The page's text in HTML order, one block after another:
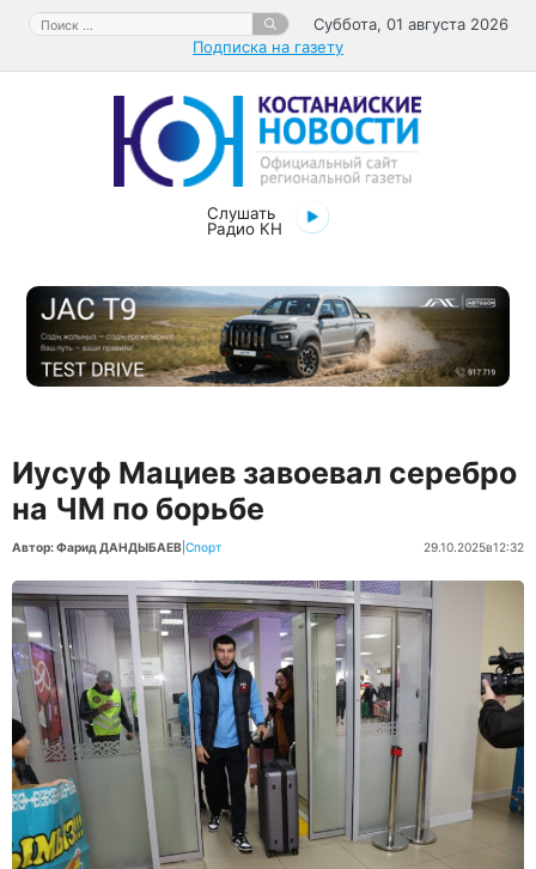
Перейти
содержимому
Поиск:
Суббота, 01 августа 2026
Подписка на газету
Слушать
Радио КН
Иусуф Мациев завоевал серебро
на ЧМ по борьбе
Автор: Фарид ДАНДЫБАЕВ Спорт 29.10.2025в12:32